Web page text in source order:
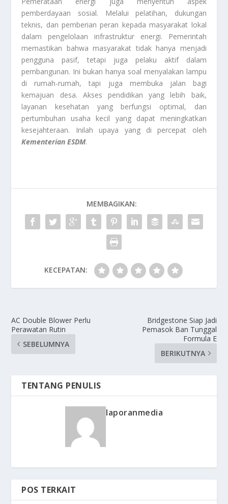
pemberdayaan sosial. Melalui pelatihan, dukungan
teknis, dan pemberian peran kepada masyarakat lokal
dalam pengelolaan infrastruktur energi. Pemerintah
memastikan bahwa masyarakat tidak hanya menjadi
pengguna pasif, tetapi juga pelaku aktif dalam
pembangunan. Ini bukan hanya soal menyalakan lampu
di rumah-rumah, tapi juga membuka jalan bagi
kemajuan desa. Akses pendidikan yang lebih baik,
layanan kesehatan yang berfungsi optimal, dan
pertumbuhan usaha kecil yang dapat meningkatkan
kesejahteraan. Inilah upaya yang di percepat oleh
Kementerian ESDM.
MEMBAGIKAN:
KECEPATAN:
AC Double Blower Perlu
Perawatan Rutin
SEBELUMNYA
Bridgestone Siap Jadi
Pemasok Ban Tunggal
Formula E
BERIKUTNYA
TENTANG PENULIS
laporanmedia
POS TERKAIT